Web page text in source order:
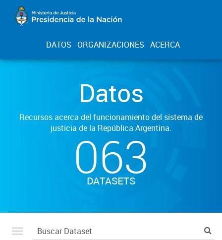
DATOS ORGANIZACIONES ACERCA
Datos
Recursos acerca del funcionamiento del sistema de
justicia de la República Argentina.
063
DATASETS